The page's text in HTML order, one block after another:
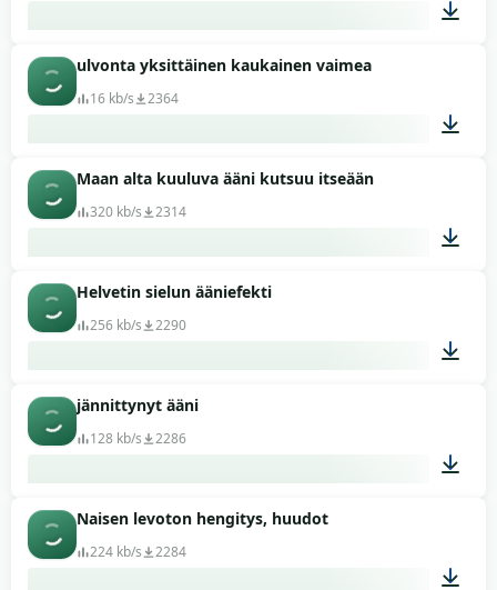
ulvonta yksittäinen kaukainen vaimea
16 kb/s 2364
Maan alta kuuluva ääni kutsuu itseään
320 kb/s 2314
Helvetin sielun ääniefekti
256 kb/s 2290
jännittynyt ääni
128 kb/s 2286
Naisen levoton hengitys, huudot
224 kb/s 2284